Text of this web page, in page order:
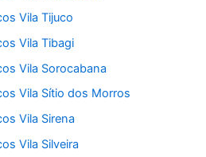
Vila Tijuco
Vila Tibagi
Vila Sorocabana
Vila Sítio dos Morros
Vila Sirena
Vila Silveira